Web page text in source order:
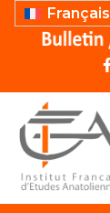
Français